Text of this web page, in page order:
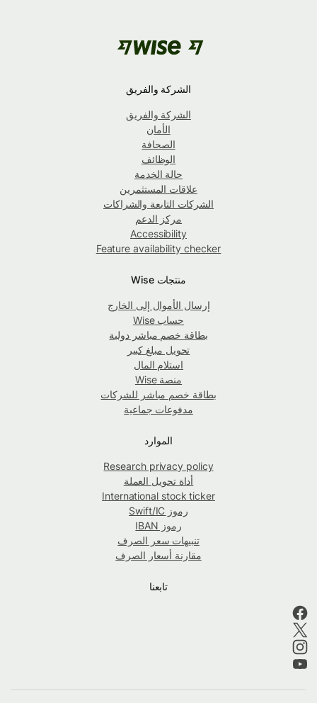
الشركة والفريق
الشركة والفريق
الأمان
الصحافة
الوظائف
حالة الخدمة
علاقات المستثمرين
الشركات التابعة والشراكات
مركز الدعم
Accessibility
Feature availability checker
منتجات Wise
إرسال الأموال إلى الخارج
حساب Wise
بطاقة خصم مباشر دولية
تحويل مبلغ كبير
استلام المال
منصة Wise
بطاقة خصم مباشر للشركات
مدفوعات جماعية
الموارد
Research privacy policy
أداة تحويل العملة
International stock ticker
رموز Swift/IC
رموز IBAN
تنبيهات سعر الصرف
مقارنة أسعار الصرف
تابعنا